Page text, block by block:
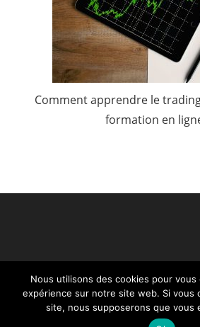
Comment apprendre le
formation en
Nous utilisons des cookies pour vous
expérience sur notre site web. Si vous
site, nous supposerons que vous